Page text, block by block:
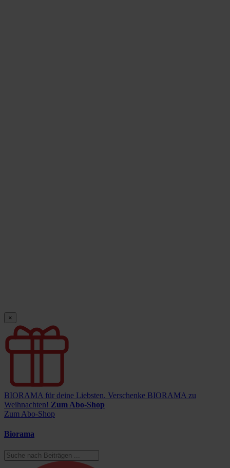
×
BIORAMA für deine Liebsten. Verschenke BIORAMA zu
Weihnachten! Zum Abo-Shop
Zum Abo-Shop
Biorama